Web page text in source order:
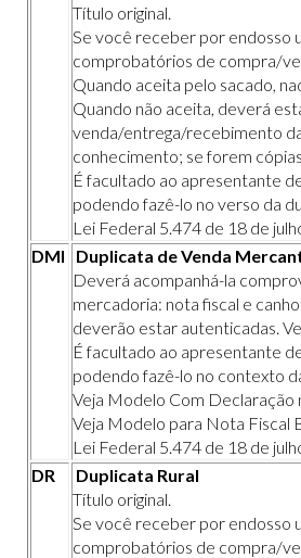
Título original.
Se você receber por endosso
comprobatórios de compra/
Quando aceita pelo sacado,
Quando não aceita, deverá
venda/entrega/recebimento
conhecimento; se forem
É facultado ao apresentante
podendo fazê-lo no verso da
Lei Federal 5.474 de 18 de
DMI
Duplicata de Venda
Deverá acompanhá-la
mercadoria: nota fiscal e
deverão estar autenticadas.
É facultado ao apresentante
podendo fazê-lo no contexto
Veja Modelo Com Declaração
Veja Modelo para Nota Fiscal
Lei Federal 5.474 de 18 de
DR
Duplicata Rural
Título original.
Se você receber por endosso
comprobatórios de compra/